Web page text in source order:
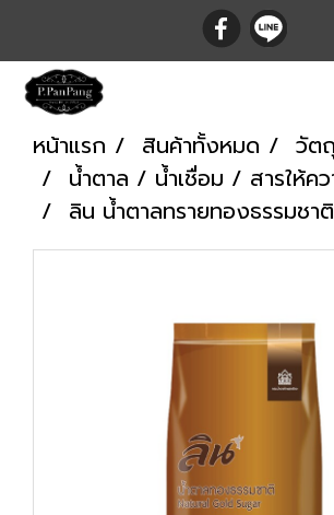
หน้าแรก สินค้าทั้งหมด
วัต
น้ำตาล / น้ำเชื่อม / สารให้ค
ลิน น้ำตาลทรายทองธรรมชาติ